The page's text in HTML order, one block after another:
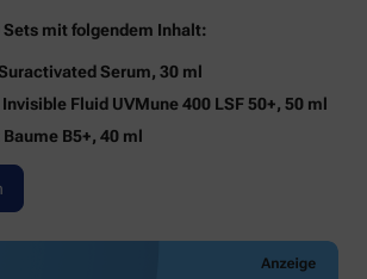
mit folgendem Inhalt:
Serum, 30 ml
Fluid UVMune 400 LSF 50+, 50 ml
B5+, 40 ml